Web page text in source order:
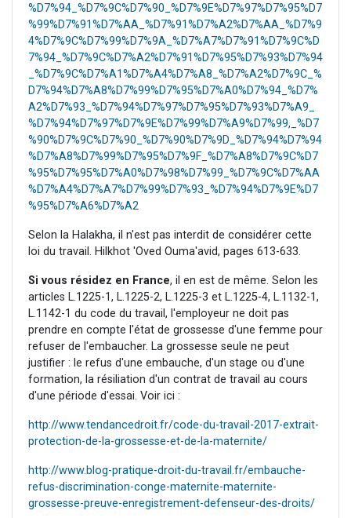
%D7%94_%D7%9C%D7%90_%D7%9E%D7%97%D7%95%D7
%99%D7%91%D7%AA_%D7%91%D7%A2%D7%AA_%D7%9
4%D7%9C%D7%99%D7%9A_%D7%A7%D7%91%D7%9C%D
7%94_%D7%9C%D7%A2%D7%91%D7%95%D7%93%D7%94
_%D7%9C%D7%A1%D7%A4%D7%A8_%D7%A2%D7%9C_%
D7%94%D7%A8%D7%99%D7%95%D7%A0%D7%94_%D7%
A2%D7%93_%D7%94%D7%97%D7%95%D7%93%D7%A9_
%D7%94%D7%97%D7%9E%D7%99%D7%A9%D7%99,_%D7
%90%D7%9C%D7%90_%D7%90%D7%9D_%D7%94%D7%94
%D7%A8%D7%99%D7%95%D7%9F_%D7%A8%D7%9C%D7
%95%D7%95%D7%A0%D7%98%D7%99_%D7%9C%D7%AA
%D7%A4%D7%A7%D7%99%D7%93_%D7%94%D7%9E%D7
%95%D7%A6%D7%A2
Selon la Halakha, il n'est pas interdit de considérer cette
loi du travail. Hilkhot 'Oved Ouma'avid, pages 613-633.
Si vous résidez en France, il en est de même. Selon les
articles L.1225-1, L.1225-2, L.1225-3 et L.1225-4, L.1132-1,
L.1142-1 du code du travail, l'employeur ne doit pas
prendre en compte l'état de grossesse d'une femme pour
refuser de l'embaucher. La grossesse seule ne peut
justifier : le refus d'une embauche, d'un stage ou d'une
formation, la résiliation d'un contrat de travail au cours
d'une période d'essai. Voir ici :
http://www.tendancedroit.fr/code-du-travail-2017-extrait-
protection-de-la-grossesse-et-de-la-maternite/
http://www.blog-pratique-droit-du-travail.fr/embauche-
refus-discrimination-conge-maternite-maternite-
grossesse-preuve-enregistrement-defenseur-des-droits/